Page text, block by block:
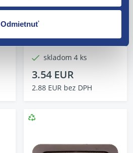
OdmietnuťStav dielu: použitý diel
Výrobca: ŠKODA
skladom 4 ks
3.54 EUR
2.88 EUR bez DPH